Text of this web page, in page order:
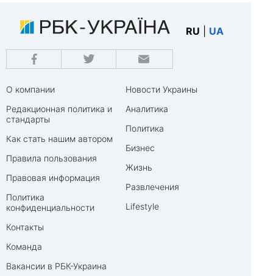
RU UA
О компании
Редакционная политика и
стандарты
Как стать нашим автором
Правила пользования
Правовая информация
Политика
конфиденциальности
Контакты
Команда
Вакансии в РБК-Украина
Новости Украины
Аналитика
Политика
Бизнес
Жизнь
Развлечения
Lifestyle